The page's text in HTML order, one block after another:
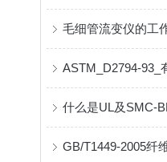
毛细管流变仪的工
什么是UL及SMC-